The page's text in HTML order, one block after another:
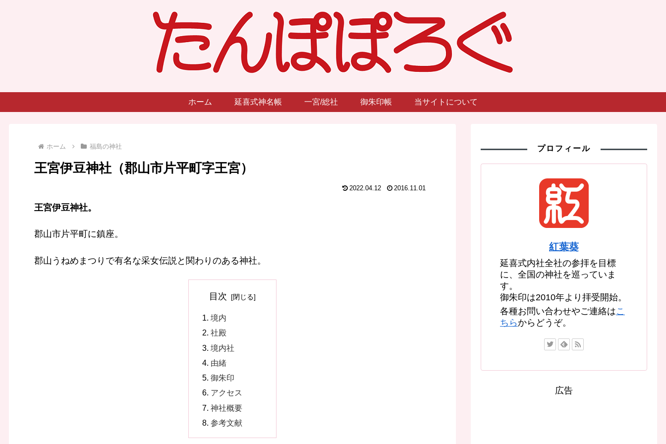
ホーム 延喜式神名帳 一宮/総社 御朱印帳 当サイトについて
ホーム 福島の神社
王宮伊豆神社（郡山市片平町字王宮）
2022.04.12 2016.11.01
王宮伊豆神社。
郡山市片平町に鎮座。
郡山うねめまつりで有名な采女伝説と関わりのある神社。
目次
境内
社殿
境内社
由緒
御朱印
アクセス
神社概要
参考文献
プロフィール
紅葉葵
延喜式内社全社の参拝を目標
に、全国の神社を巡っていま
す。
御朱印は2010年より拝受開始。
各種お問い合わせやご連絡はこ
ちらからどうぞ。
広告